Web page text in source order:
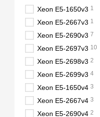
Xeon E5-1650v3 1
Xeon E5-2667v3 1
Xeon E5-2690v3 7
Xeon E5-2697v3 10
Xeon E5-2698v3 2
Xeon E5-2699v3 4
Xeon E5-1650v4 3
Xeon E5-2667v4 3
Xeon E5-2690v4 2